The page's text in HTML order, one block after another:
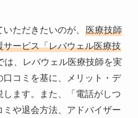
ただきたいのが、 医療技師
ービス「レバウェル医療技
は、レバウェル医療技師を実
口コミを基に、メリット・デ
します。また、「電話がしつ
ミや退会方法、アドバイザー